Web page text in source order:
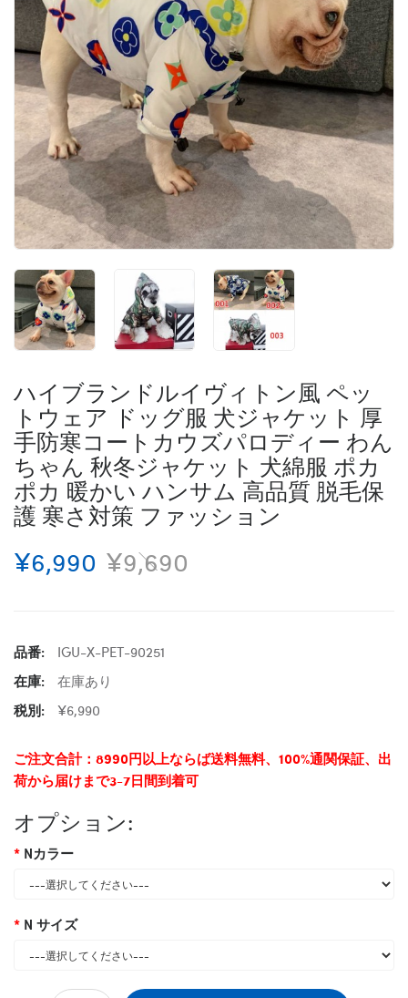
ハイブランドルイヴィトン風 ペッ
トウェア ドッグ服 犬ジャケット 厚
手防寒コートカウズパロディー わん
ちゃん 秋冬ジャケット 犬綿服 ポカ
ポカ 暖かい ハンサム 高品質 脱毛保
護 寒さ対策 ファッション
¥6,990 ¥9,690
品番:
IGU-X-PET-90251
在庫:
在庫あり
税別:
¥6,990
ご注文合計：8990円以上ならば送料無料、100%通関保証、出
荷から届けまで3-7日間到着可
オプション:
Nカラー
N サイズ